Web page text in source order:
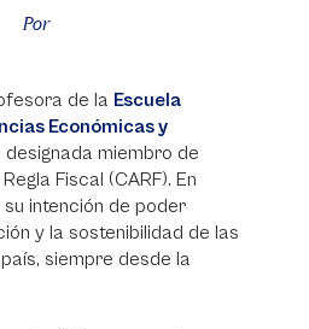
Por
de la Escuela
Económicasy
designada miembro de
Fiscal (CARF). En
intención de poder
y la sostenibilidad de las
siempre desde la